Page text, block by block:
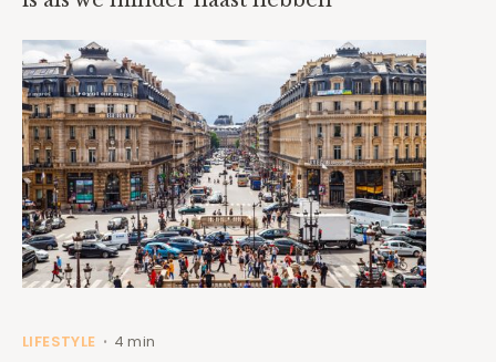
LIFESTYLE • 4 min